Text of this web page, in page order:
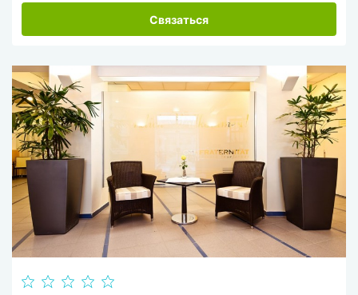
Связаться